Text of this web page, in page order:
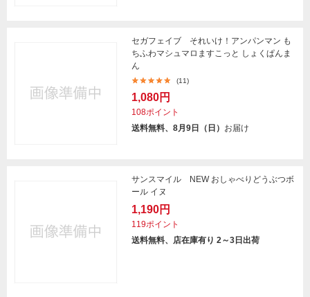
セガフェイブ それいけ！アンパンマン も
ちふわマシュマロますこっと しょくぱんま
ん
(11)
1,080円
108ポイント
送料無料、8月9日（日） お届け
サンスマイル NEW おしゃべりどうぶつボ
ール イヌ
1,190円
119ポイント
送料無料、店在庫有り 2～3日出荷